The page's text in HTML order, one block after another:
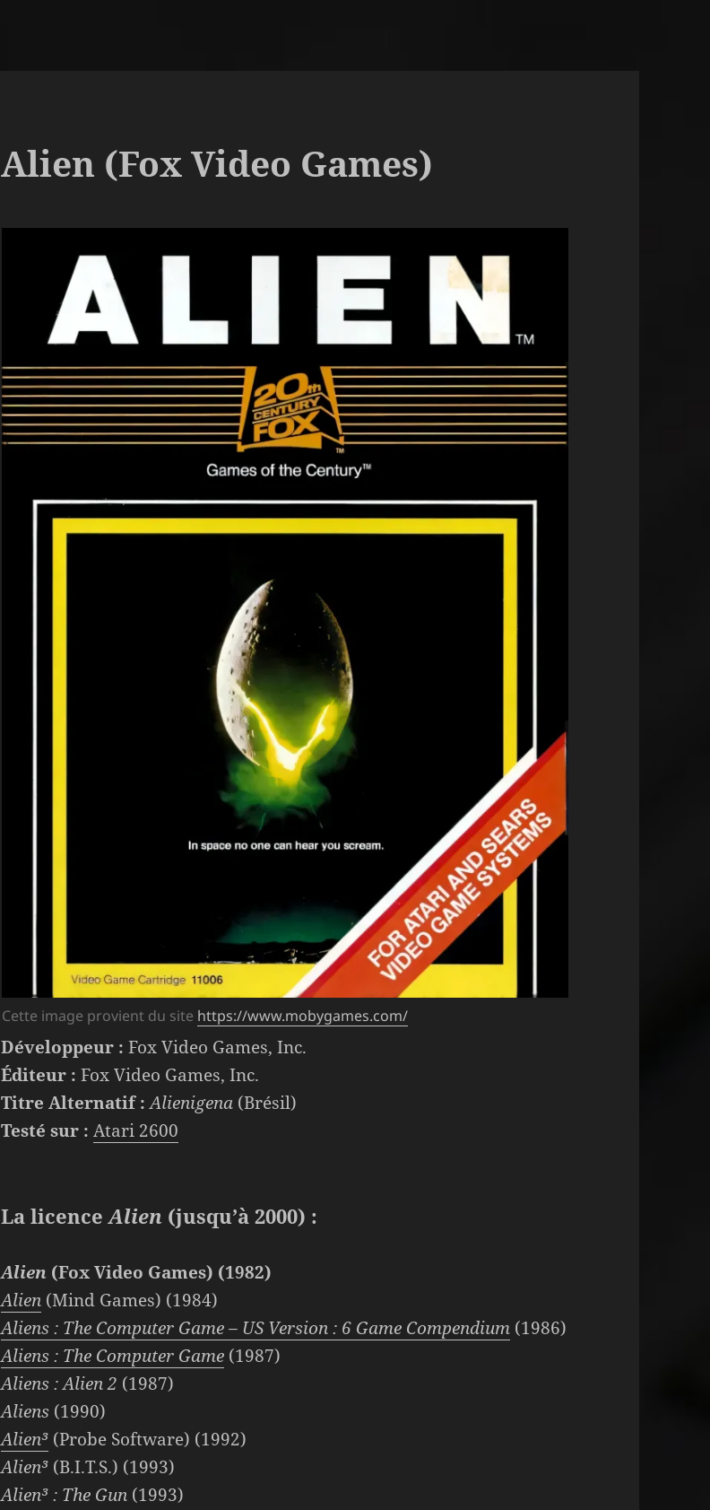
Alien (Fox Video Games)
Cette image provient du site https://www.mobygames.com/
Développeur : Fox Video Games, Inc.
Éditeur : Fox Video Games, Inc.
Titre Alternatif : Alienigena (Brésil)
Testé sur : Atari 2600
La licenceAlien (jusqu’à 2000) :
Alien (Fox Video Games) (1982)
Alien (Mind Games) (1984)
Aliens : The Computer Game – US Version : 6 Game Compendium (1986)
Aliens : The Computer Game (1987)
Aliens : Alien 2 (1987)
Aliens (1990)
Alien³ (Probe Software) (1992)
Alien³ (B.I.T.S.) (1993)
Alien³ : The Gun (1993)